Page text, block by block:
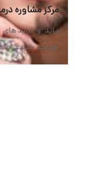
مرکز مشاوره
باید و نبایدهای
هویت جنسی یا